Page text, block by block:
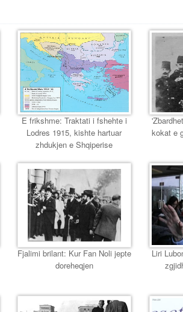
E frikshme: Traktati i fshehte i
Lodres 1915, kishte hartuar
zhdukjen e Shqiperise
kokat e
Fjalimi brilant: Kur Fan Noli jepte
doreheqjen
Liri